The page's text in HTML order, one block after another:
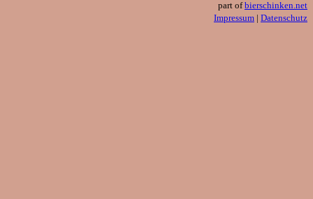
part ofbierschinken.net
Impressum | Datenschutz